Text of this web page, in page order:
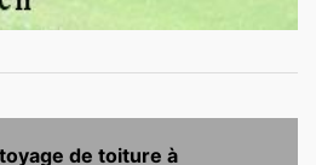
de toiture à